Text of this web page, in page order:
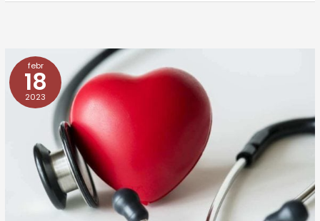
febr
18
2023
Torokfájással
járó
akut
megbetegedések
terápiája